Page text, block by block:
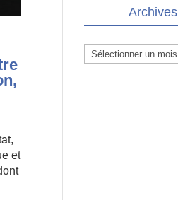
et
Archives
Archives